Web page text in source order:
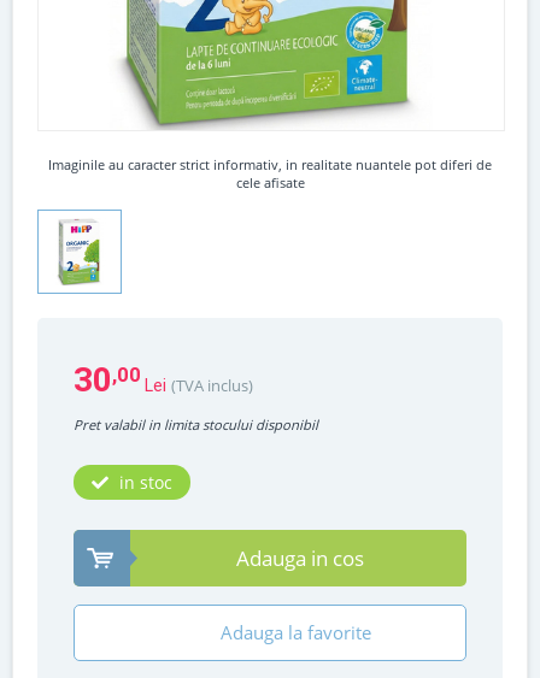
Imaginile au caracter strict informativ, in realitate nuantele pot diferi de
cele afisate
30,00 Lei (TVA inclus)
Pret valabil in limita stocului disponibil
in stoc
Adauga in cos
Adauga la favorite